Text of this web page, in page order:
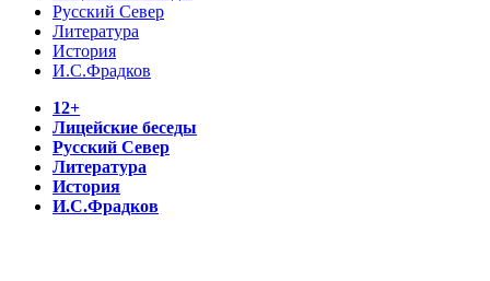
Русский Север
Литература
История
И.С.Фрадков
12+
Лицейские беседы
Русский Север
Литература
История
И.С.Фрадков